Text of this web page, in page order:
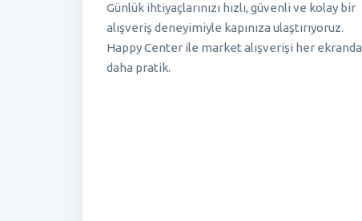
Günlük ihtiyaçlarınızı hızlı, güvenli ve kolay bir
alışveriş deneyimiyle kapınıza ulaştırıyoruz.
Happy Center ile market alışverişi her ekranda
daha pratik.